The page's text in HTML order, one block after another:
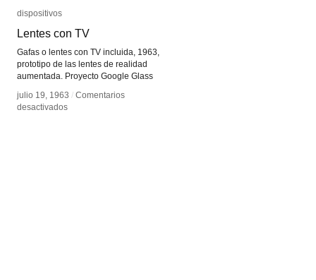
dispositivos
Lentes con TV
Gafas o lentes con TV incluida, 1963,
prototipo de las lentes de realidad
aumentada. Proyecto Google Glass
julio 19, 1963 / Comentarios
desactivadosen
dispositivos
Lentes con TV
julio 19, 1963 / Comentarios
desactivadosen